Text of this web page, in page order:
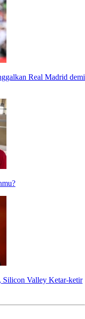
Real Madrid demi
Silicon Valley Ketar-ketir